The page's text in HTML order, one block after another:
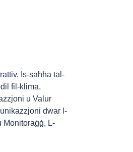
, Is-saħħa tal-
fil-klima,
u Valur
dwar l-
Monitoraġġ, L-